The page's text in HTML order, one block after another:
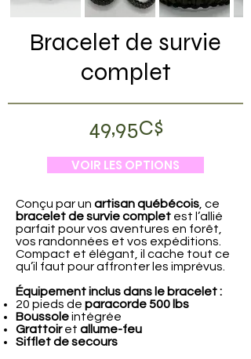
Bracelet de survie
complet
49,95C$
VOIR LES OPTIONS
Conçu par un artisan québécois , ce
bracelet de survie complet est l’allié
parfait pour vos aventures en forêt,
vos randonnées et vos expéditions.
Compact et élégant, il cache tout ce
qu’il faut pour affronter les imprévus.
Équipement inclus dans le bracelet :
20 pieds de paracorde 500 lbs
Boussoleintégrée
Grattoiret allume-feu
Sifflet de secours